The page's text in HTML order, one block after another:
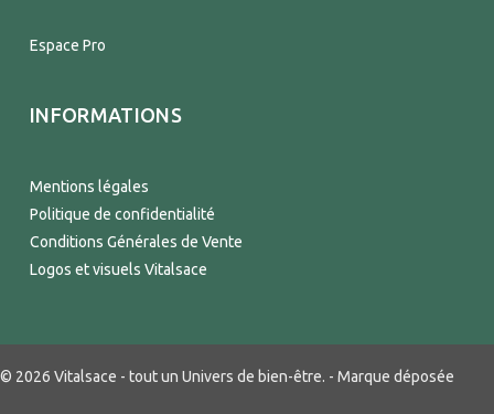
Espace Pro
INFORMATIONS
Mentions légales
Politique de confidentialité
Conditions Générales de Vente
Logos et visuels Vitalsace
© 2026 Vitalsace - tout un Univers de bien-être. - Marque déposée